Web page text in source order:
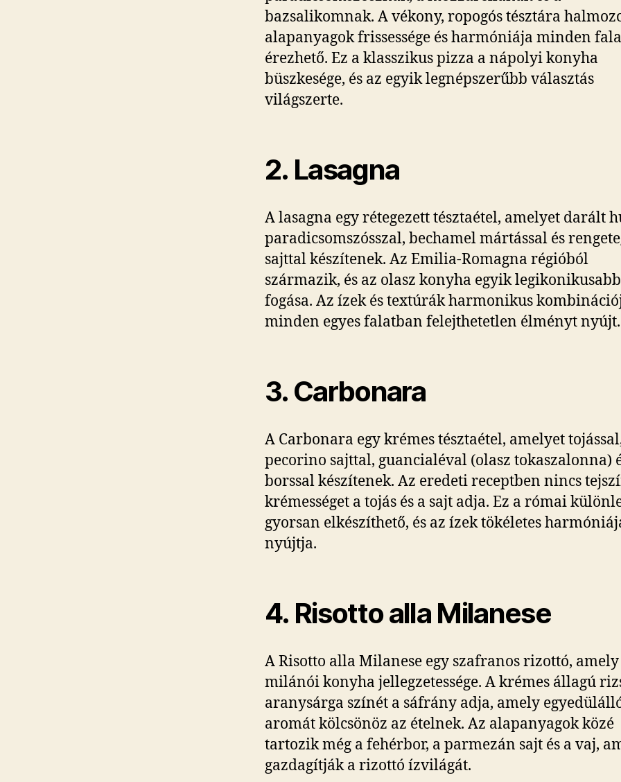
bazsalikomnak. A vékony, ropogós tésztára
alapanyagok frissessége és harmóniája minden
érezhető. Ez a klasszikus pizza a nápolyi konyha
büszkesége, és az egyik legnépszerűbb választás
világszerte.
2. Lasagna
A lasagna egy rétegezett tésztaétel, amelyet darált
paradicsomszósszal, bechamel mártással és
sajttal készítenek. Az Emilia-Romagna régióból
származik, és az olasz konyha egyik legikonikusabb
fogása. Az ízek és textúrák harmonikus
minden egyes falatban felejthetetlen élményt nyújt.
3. Carbonara
A Carbonara egy krémes tésztaétel, amelyet
pecorino sajttal, guancialéval (olasz tokaszalonna)
borssal készítenek. Az eredeti receptben nincs
krémességet a tojás és a sajt adja. Ez a római
gyorsan elkészíthető, és az ízek tökéletes
nyújtja.
4. Risotto alla Milanese
A Risotto alla Milanese egy szafranos rizottó, amely
milánói konyha jellegzetessége. A krémes állagú
aranysárga színét a sáfrány adja, amely
aromát kölcsönöz az ételnek. Az alapanyagok közé
tartozik még a fehérbor, a parmezán sajt és a vaj,
gazdagítják a rizottó ízvilágát.